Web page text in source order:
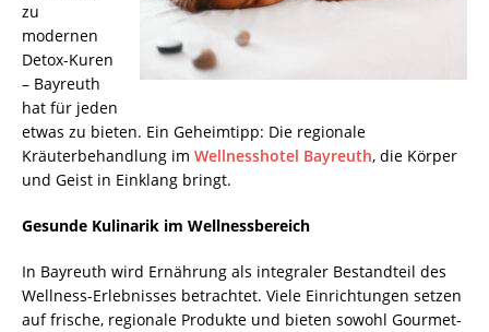
zu
modernen
Detox-Kuren
– Bayreuth
hat für jeden
etwas zu bieten. Ein Geheimtipp: Die regionale
Kräuterbehandlung im Wellnesshotel Bayreuth, die Körper
und Geist in Einklang bringt.
Gesunde Kulinarik im Wellnessbereich
In Bayreuth wird Ernährung als integraler Bestandteil des
Wellness-Erlebnisses betrachtet. Viele Einrichtungen setzen
auf frische, regionale Produkte und bieten sowohl Gourmet-